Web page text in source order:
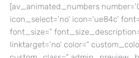
[av_animated_numbers
icon_select=’no’ icon=’ue84c’
font_size=”
linktarget=’no’ color=”